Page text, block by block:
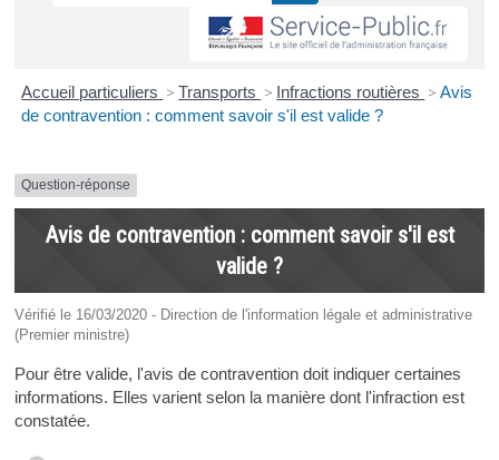
Accueil particuliers > Transports > Infractions routières > Avis
de contravention : comment savoir s'il est valide ?
Question-réponse
Avis de contravention : comment savoir s'il est
valide ?
Vérifié le 16/03/2020 - Direction de l'information légale et administrative
(Premier ministre)
Pour être valide, l'avis de contravention doit indiquer certaines
informations. Elles varient selon la manière dont l'infraction est
constatée.